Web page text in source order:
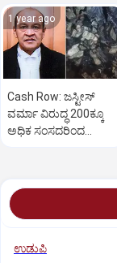
1 year ago
Cash Row: ಜಸ್ಟೀಸ್‌
ವರ್ಮಾ ವಿರುದ್ಧ 200ಕ್ಕೂ
ಅಧಿಕ ಸಂಸದರಿಂದ
ಉಡುಪಿ